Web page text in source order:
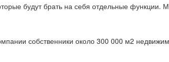
будут брать на себя отдельные
собственники около 300 000 м2